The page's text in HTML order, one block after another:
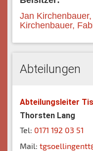
Jan
Kirchenbauer,
Abteilungen
Abteilungsleiter
Thorsten Lang
Tel: 0171 192 03 51
Mail: